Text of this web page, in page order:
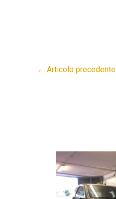
← Articolo precedente